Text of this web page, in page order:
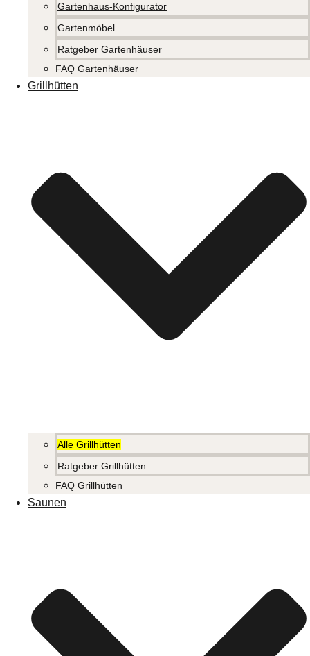
Gartenhaus-Konfigurator
Gartenmöbel
Ratgeber Gartenhäuser
FAQ Gartenhäuser
Grillhütten
Alle Grillhütten
Ratgeber Grillhütten
FAQ Grillhütten
Saunen